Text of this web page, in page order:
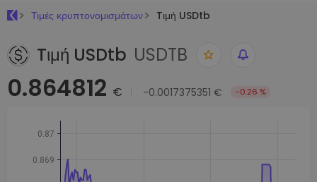
Τιμές κρυπτονομισμάτων Tιμή USDtb
Tιμή USDtb USDTB
0.864812 € -0.0017375351 € -0.26 %